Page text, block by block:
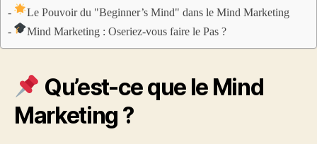
Le Pouvoir du "Beginner’s Mind" dans le Mind Marketing
Mind Marketing : Oseriez-vous faire le Pas ?
Qu’est-ce que le Mind
Marketing ?